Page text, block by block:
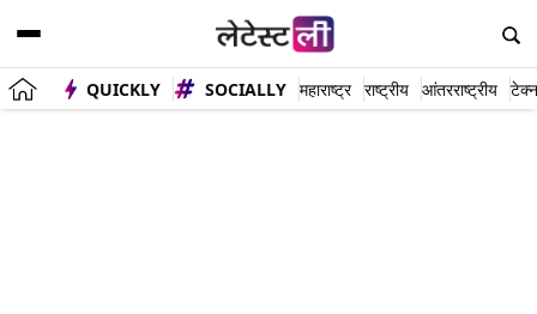
QUICKLY SOCIALLY महाराष्ट्र राष्ट्रीय आंतरराष्ट्रीय